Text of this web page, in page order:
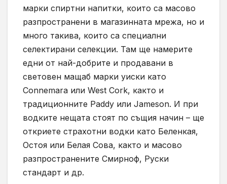
марки спиртни напитки, които са масово
разпространени в магазинната мрежа, но и
много такива, които са специални
селектирани селекции. Там ще намерите
едни от най-добрите и продавани в
световен мащаб марки уиски като
Connemara или West Cork, както и
традиционните Paddy или Jameson. И при
водките нещата стоят по същия начин – ще
откриете страхотни водки като Беленкая,
Остоя или Белая Сова, както и масово
разпространените Смирноф, Руски
стандарт и др.